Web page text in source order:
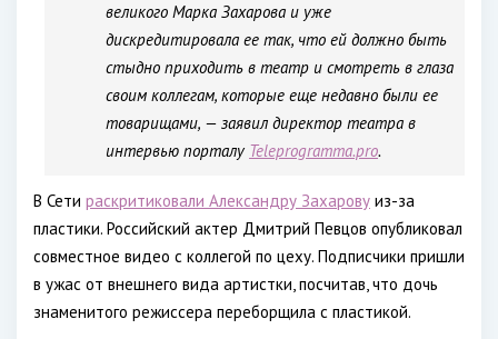
великого Марка Захарова и уже
дискредитировала ее так, что ей должно быть
стыдно приходить в театр и смотреть в глаза
своим коллегам, которые еще недавно были ее
товарищами, — заявил директор театра в
интервью порталу Teleprogramma.pro.
В Сети раскритиковали Александру Захарову из-за
пластики. Российский актер Дмитрий Певцов опубликовал
совместное видео с коллегой по цеху. Подписчики пришли
в ужас от внешнего вида артистки, посчитав, что дочь
знаменитого режиссера переборщила с пластикой.